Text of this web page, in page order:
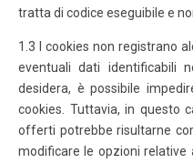
tratta di codice eseguibile e
1.3 I cookies non registrano
eventuali dati identificabili
desidera, è possibile
cookies. Tuttavia, in questo
offerti potrebbe risultarne
modificare le opzioni relative